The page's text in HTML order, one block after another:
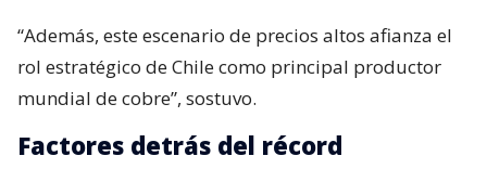
“Además, este escenario de precios altos afianza el
rol estratégico de Chile como principal productor
mundial de cobre”, sostuvo.
Factores detrás del récord